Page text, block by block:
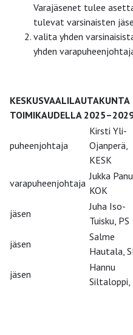
Varajäsenet tulee
tulevat varsinaisten
valita yhden
yhden
KESKUSVAALILAUTAKUNTA
TOIMIKAUDELLA
puheenjohtaja
Kirsti Yli-
Ojanperä,
KESK
varapuheenjohtaja
Jukka Panu,
KOK
jäsen
Juha Iso-
Tuisku, PS
jäsen
Salme
Hautala,
jäsen
Hannu
Siltaloppi,